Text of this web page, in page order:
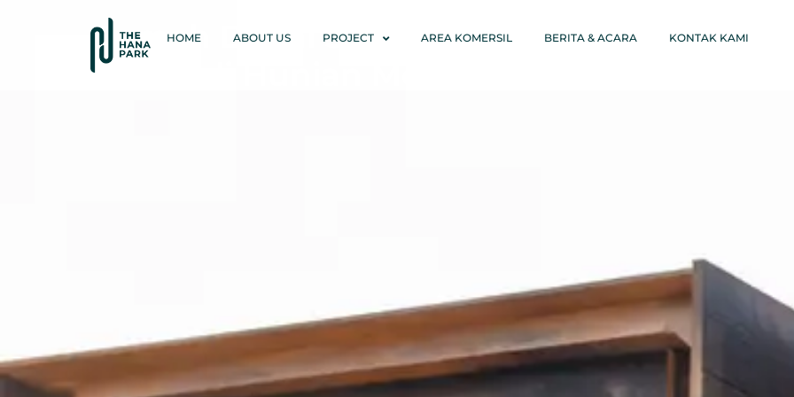
HOME ABOUT US PROJECT AREA KOMERSIL BERITA & ACARA KONTAK KAMI
Rumah Dijual Serang: 9 Pertimbangan
Membeli Hunian Modern